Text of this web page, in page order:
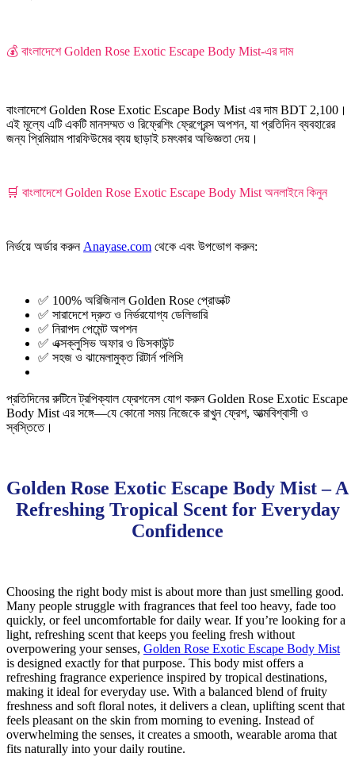
💰 বাংলাদেশে Golden Rose Exotic Escape Body Mist-এর দাম
বাংলাদেশে Golden Rose Exotic Escape Body Mist এর দাম BDT 2,100।
এই মূল্যে এটি একটি মানসম্মত ও রিফ্রেশিং ফ্রেগ্রেন্স অপশন, যা প্রতিদিন ব্যবহারের
জন্য প্রিমিয়াম পারফিউমের ব্যয় ছাড়াই চমৎকার অভিজ্ঞতা দেয়।
🛒 বাংলাদেশে Golden Rose Exotic Escape Body Mist অনলাইনে কিনুন
নির্ভয়ে অর্ডার করুন Anayase.com থেকে এবং উপভোগ করুন:
✅ 100% অরিজিনাল Golden Rose প্রোডাক্ট
✅ সারাদেশে দ্রুত ও নির্ভরযোগ্য ডেলিভারি
✅ নিরাপদ পেমেন্ট অপশন
✅ এক্সক্লুসিভ অফার ও ডিসকাউন্ট
✅ সহজ ও ঝামেলামুক্ত রিটার্ন পলিসি
প্রতিদিনের রুটিনে ট্রপিক্যাল ফ্রেশনেস যোগ করুন Golden Rose Exotic Escape
Body Mist এর সঙ্গে—যে কোনো সময় নিজেকে রাখুন ফ্রেশ, আত্মবিশ্বাসী ও
স্বস্তিতে।
Golden Rose Exotic Escape Body Mist – A
Refreshing Tropical Scent for Everyday
Confidence
Choosing the right body mist is about more than just smelling good.
Many people struggle with fragrances that feel too heavy, fade too
quickly, or feel uncomfortable for daily wear. If you’re looking for a
light, refreshing scent that keeps you feeling fresh without
overpowering your senses, Golden Rose Exotic Escape Body Mist
is designed exactly for that purpose. This body mist offers a
refreshing fragrance experience inspired by tropical destinations,
making it ideal for everyday use. With a balanced blend of fruity
freshness and soft floral notes, it delivers a clean, uplifting scent that
feels pleasant on the skin from morning to evening. Instead of
overwhelming the senses, it creates a smooth, wearable aroma that
fits naturally into your daily routine.